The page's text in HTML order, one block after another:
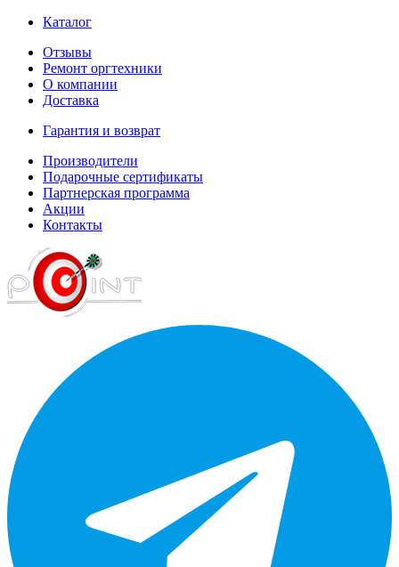
Каталог
Отзывы
Ремонт оргтехники
О компании
Доставка
Гарантия и возврат
Производители
Подарочные сертификаты
Партнерская программа
Акции
Контакты